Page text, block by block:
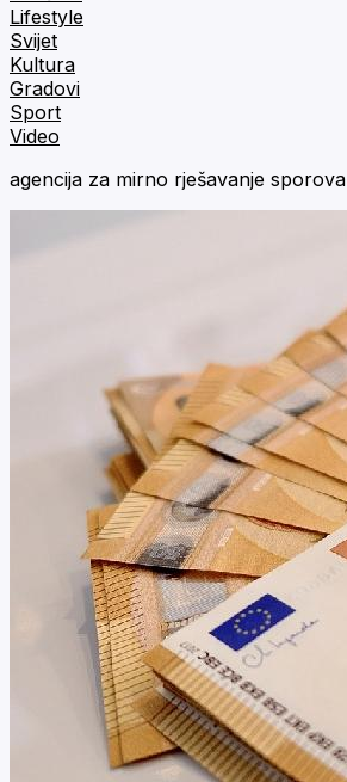
Lifestyle
Svijet
Kultura
Gradovi
Sport
Video
agencija za mirno rješavanje sporova